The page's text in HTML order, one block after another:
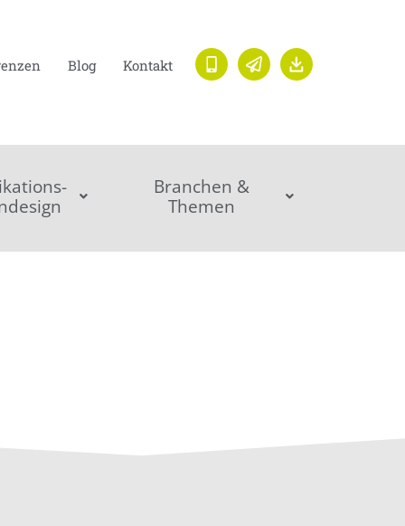
Blog Kontakt
Branchen &
Themen